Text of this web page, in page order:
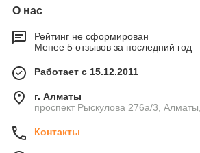
О нас
Рейтинг не сформирован
Менее 5 отзывов за последний год
Работает с 15.12.2011
г. Алматы
проспект Рыскулова 276а/3,
Контакты